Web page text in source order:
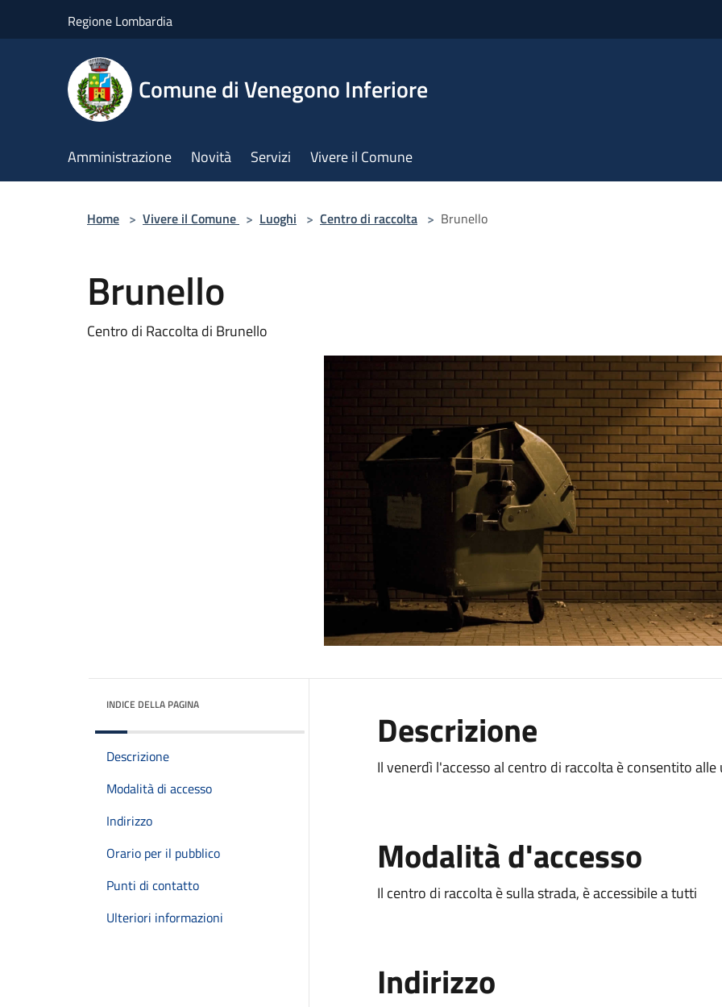
Regione Lombardia
Comune di Venegono Inferiore
Amministrazione Novità Servizi Vivere il Comune
Home > Vivere il Comune > Luoghi > Centro di raccolta > Brunello
Brunello
Centro di Raccolta di Brunello
INDICE DELLA PAGINA
Descrizione
Modalità di accesso
Indirizzo
Orario per il pubblico
Punti di contatto
Ulteriori informazioni
Descrizione
Il venerdì l'accesso al centro di raccolta è consentito
Modalità d'accesso
Il centro di raccolta è sulla strada, è accessibile a tutti
Indirizzo